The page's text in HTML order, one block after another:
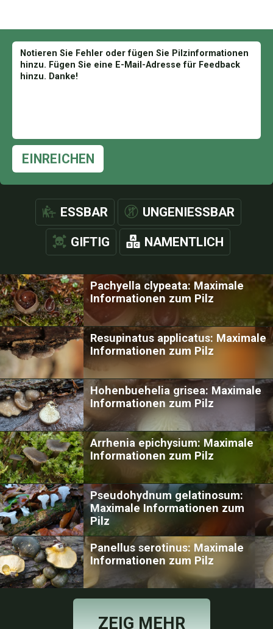
EINREICHEN
ESSBAR UNGENIESSBAR
GIFTIG NAMENTLICH
Pachyella clypeata: Maximale
Informationen zum Pilz
Resupinatus applicatus: Maximale
Informationen zum Pilz
Hohenbuehelia grisea: Maximale
Informationen zum Pilz
Arrhenia epichysium: Maximale
Informationen zum Pilz
Pseudohydnum gelatinosum:
Maximale Informationen zum
Pilz
Panellus serotinus: Maximale
Informationen zum Pilz
ZEIG MEHR